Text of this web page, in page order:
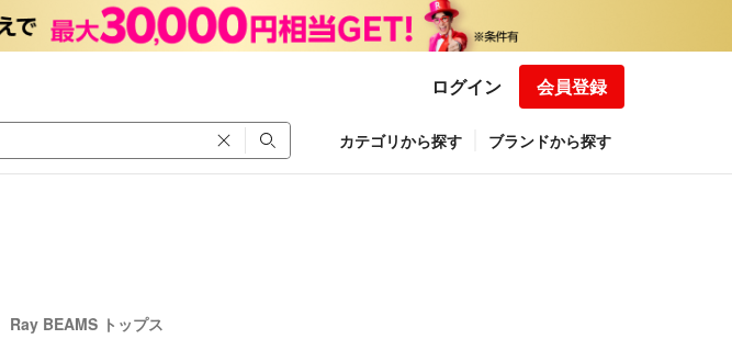
ログイン 会員登録
カテゴリから探す ブランドから探す
Ray BEAMS トップス